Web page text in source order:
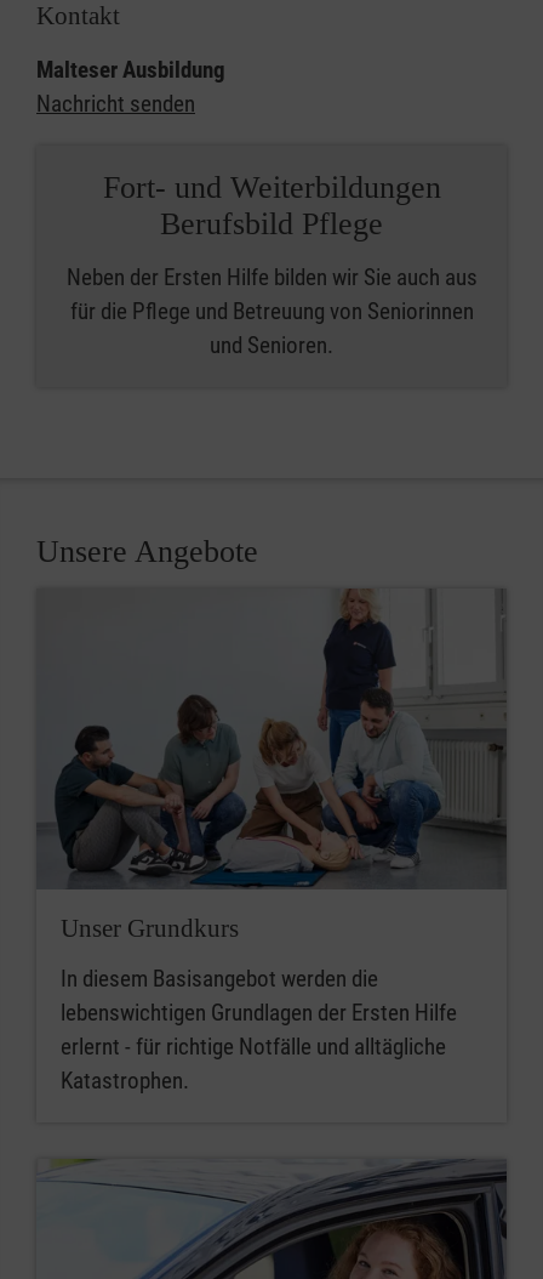
Kontakt
Malteser Ausbildung
Nachricht senden
Fort- und Weiterbildungen
Berufsbild Pflege
Neben der Ersten Hilfe bilden wir Sie auch aus
für die Pflege und Betreuung von Seniorinnen
und Senioren.
Unsere Angebote
Unser Grundkurs
In diesem Basisangebot werden die
lebenswichtigen Grundlagen der Ersten Hilfe
erlernt - für richtige Notfälle und alltägliche
Katastrophen.